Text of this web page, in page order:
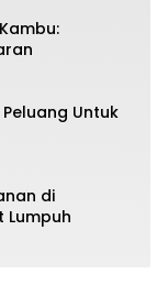
Peluang Untuk
di
Lumpuh